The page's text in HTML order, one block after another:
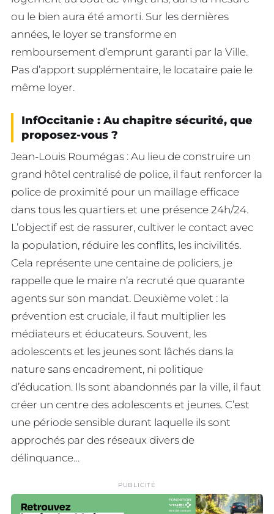
ou le bien aura été amorti. Sur les dernières
années, le loyer se transforme en
remboursement d’emprunt garanti par la Ville.
Pas d’apport supplémentaire, le locataire paie le
même loyer.
InfOccitanie : Au chapitre sécurité, que
proposez-vous ?
Jean-Louis Roumégas : Au lieu de construire un
grand hôtel centralisé de police, il faut renforcer la
police de proximité pour un maillage efficace
dans tous les quartiers et une présence 24h/24.
L’objectif est de rassurer, cultiver le contact avec
la population, réduire les conflits, les incivilités.
Cela représente une centaine de policiers, je
rappelle que le maire n’a recruté que quarante
agents sur son mandat. Deuxième volet : la
prévention est cruciale, il faut multiplier les
médiateurs et éducateurs. Souvent, les
adolescents et les jeunes sont lâchés dans la
nature sans encadrement, ni politique
d’éducation. Ils sont abandonnés par la ville, il faut
créer un centre des adolescents et jeunes. C’est
une période sensible durant laquelle ils sont
approchés par des réseaux divers de
délinquance…
PUBLICITÉ